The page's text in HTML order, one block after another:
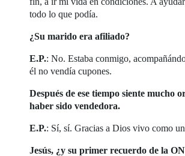
todo lo que podía.
¿Su marido era afiliado?
E.P.: No. Estaba conmigo,
él no vendía cupones.
Después de ese tiempo siente mucho
haber sido vendedora.
E.P.: Sí, sí. Gracias a Dios vivo como
Jesús, ¿y su primer recuerdo de la